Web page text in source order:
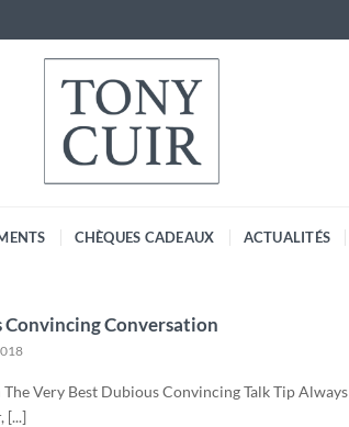
CHÈQUES CADEAUX ACTUALITÉS
Convincing Conversation
Very Best Dubious Convincing Talk Tip Always
[...]